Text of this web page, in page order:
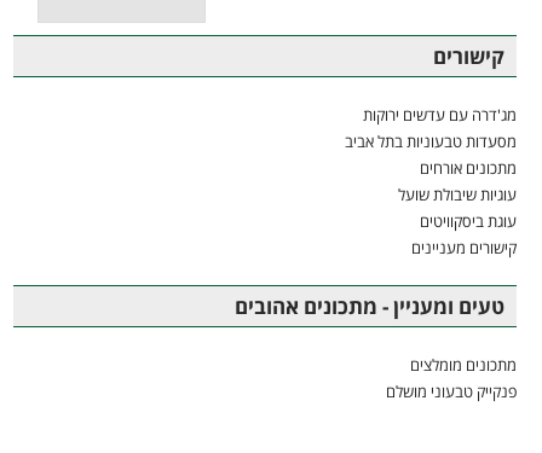
קישורים
מג'דרה עם עדשים ירוקות
מסעדות טבעוניות בתל אביב
מתכונים אורחים
עוגיות שיבולת שועל
עוגת ביסקוויטים
קישורים מעניינים
טעים ומעניין - מתכונים אהובים
מתכונים מומלצים
פנקייק טבעוני מושלם